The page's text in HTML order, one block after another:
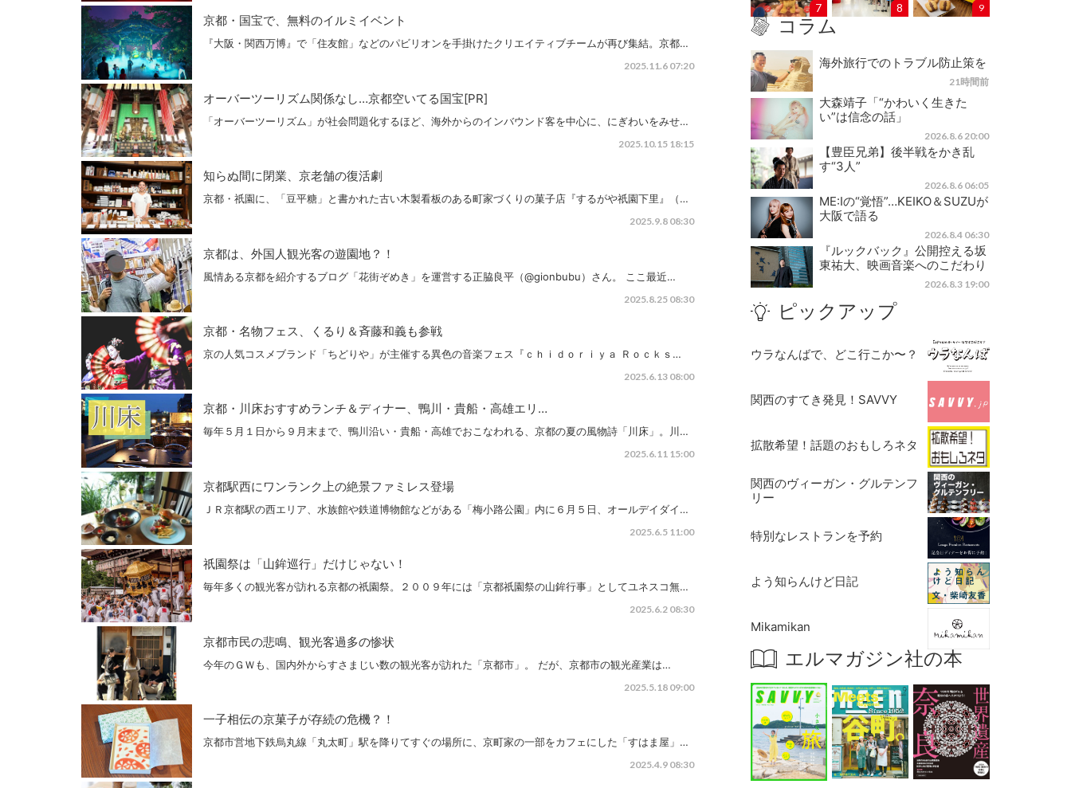
京都・国宝で、無料のイルミイベント
『大阪・関西万博』で「住友館」などのパビリオンを手掛けたクリエイティブチームが再び集結。京都…
2025.11.6 07:20
オーバーツーリズム関係なし…京都空いてる国宝[PR]
「オーバーツーリズム」が社会問題化するほど、海外からのインバウンド客を中心に、にぎわいをみせ…
2025.10.15 18:15
知らぬ間に閉業、京老舗の復活劇
京都・祇園に、「豆平糖」と書かれた古い木製看板のある町家づくりの菓子店『するがや祇園下里』（…
2025.9.8 08:30
京都は、外国人観光客の遊園地？！
風情ある京都を紹介するブログ「花街ぞめき」を運営する正脇良平（@gionbubu）さん。 ここ最近…
2025.8.25 08:30
京都・名物フェス、くるり＆斉藤和義も参戦
京の人気コスメブランド「ちどりや」が主催する異色の音楽フェス『ｃｈｉｄｏｒｉｙａ Ｒｏｃｋｓ…
2025.6.13 08:00
京都・川床おすすめランチ＆ディナー、鴨川・貴船・高雄エリ…
毎年５月１日から９月末まで、鴨川沿い・貴船・高雄でおこなわれる、京都の夏の風物詩「川床」。川…
2025.6.11 15:00
京都駅西にワンランク上の絶景ファミレス登場
ＪＲ京都駅の西エリア、水族館や鉄道博物館などがある「梅小路公園」内に６月５日、オールデイダイ…
2025.6.5 11:00
祇園祭は「山鉾巡行」だけじゃない！
毎年多くの観光客が訪れる京都の祇園祭。２００９年には「京都祇園祭の山鉾行事」としてユネスコ無…
2025.6.2 08:30
京都市民の悲鳴、観光客過多の惨状
今年のＧＷも、国内外からすさまじい数の観光客が訪れた「京都市」。 だが、京都市の観光産業は…
2025.5.18 09:00
一子相伝の京菓子が存続の危機？！
京都市営地下鉄烏丸線「丸太町」駅を降りてすぐの場所に、京町家の一部をカフェにした「すはま屋」…
2025.4.9 08:30
7 8 9
コラム
海外旅行でのトラブル防止策を
21時間前
大森靖子「“かわいく生きた
い”は信念の話」
2026.8.6 20:00
【豊臣兄弟】後半戦をかき乱
す“3人”
2026.8.6 06:05
ME:Iの“覚悟”…KEIKO＆SUZUが
大阪で語る
2026.8.4 06:30
『ルックバック』公開控える坂
東祐大、映画音楽へのこだわり
2026.8.3 19:00
ピックアップ
ウラなんばで、どこ行こか〜？
関西のすてき発見！SAVVY
拡散希望！話題のおもしろネタ
関西のヴィーガン・グルテンフ
リー
特別なレストランを予約
よう知らんけど日記
Mikamikan
エルマガジン社の本